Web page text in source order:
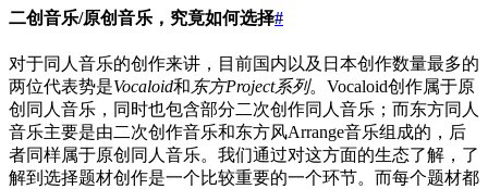
二创音乐/原创音乐，究竟如何选择#
对于同人音乐的创作来讲，目前国内以及日本创作数量最多的
两位代表势是Vocaloid和东方Project系列。Vocaloid创作属于原
创同人音乐，同时也包含部分二次创作同人音乐；而东方同人
音乐主要是由二次创作音乐和东方风Arrange音乐组成的，后
者同样属于原创同人音乐。我们通过对这方面的生态了解，了
解到选择题材创作是一个比较重要的一个环节。而每个题材都